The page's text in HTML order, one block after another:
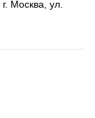
Москва, ул.